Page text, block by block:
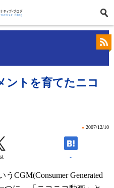
ントを育てたニコ
» 2007/12/10
-
CGM(Consumer Generated